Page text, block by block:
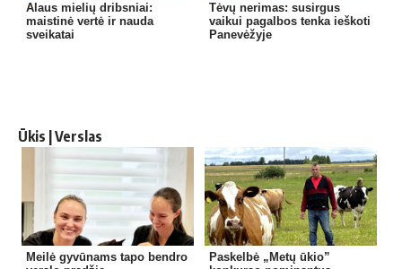
Alaus mielių dribsniai:
maistinė vertė ir nauda
sveikatai
Tėvų nerimas: susirgus
vaikui pagalbos tenka ieškoti
Panevėžyje
Ūkis | Verslas
Meilė gyvūnams tapo bendro
Paskelbė „Metų ūkio”